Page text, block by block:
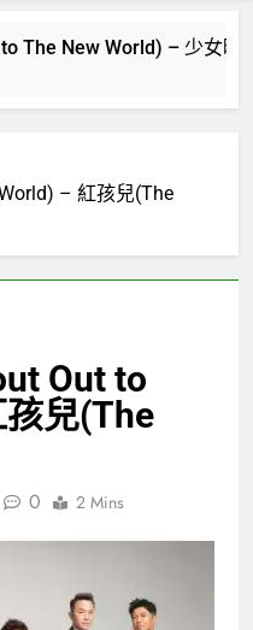
New World) – 少女時代(
– 紅孩兒(The
Out to
兒(The
0 2 Mins